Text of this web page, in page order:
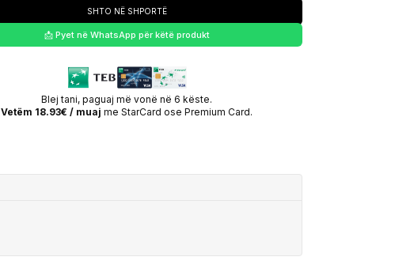
SHTO NË SHPORTË
📩 Pyet në WhatsApp për këtë produkt
Blej tani, paguaj më vonë në 6 këste.
Vetëm 18.93€ / muaj me StarCard ose Premium Card.